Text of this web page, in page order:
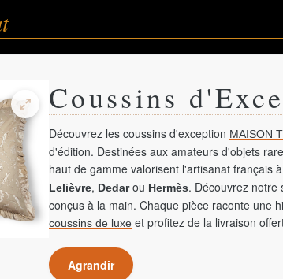
Coussins
Découvrez les coussins d'exception MAISON
d'édition. Destinées aux amateurs d'objets
haut de gamme valorisent l'artisanat français
Lelièvre, Dedarou Hermès. Découvrez notre
conçus à la main. Chaque pièce raconte une
coussins de luxe et profitez de la livraison
Agrandir